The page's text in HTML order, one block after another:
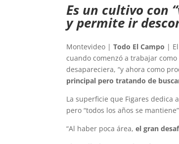
Es un cultivo con
y permite ir
Montevideo |Todo El Campo |
cuando comenzó a trabajar
desapareciera, “y ahora como
principal pero tratando de
La superficie que Figares dedica
pero “todos los años se
“Al haber poca área,el gran